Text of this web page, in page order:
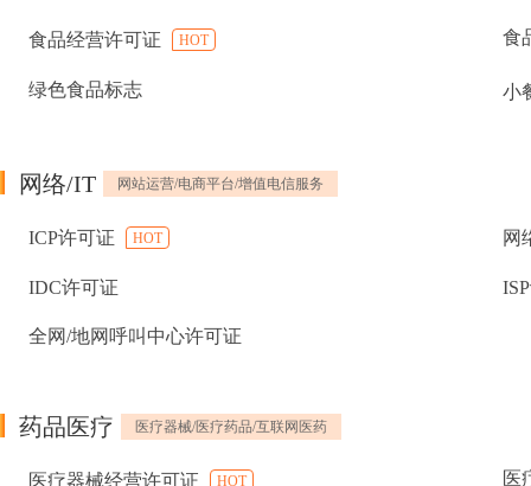
食品经营许可证 HOT 食
绿色食品标志 小
网络/IT 网站运营/电商平台/增值电信服务
ICP许可证 HOT 网
IDC许可证
全网/地网呼叫中心许可证
药品医疗 医疗器械/医疗药品/互联网医药
医疗器械经营许可证 HOT 医